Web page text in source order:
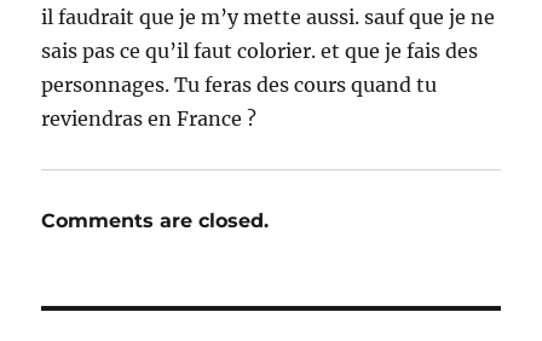
il faudrait que je m’y mette aussi. sauf que je ne
sais pas ce qu’il faut colorier. et que je fais des
personnages. Tu feras des cours quand tu
reviendras en France ?
Comments are closed.